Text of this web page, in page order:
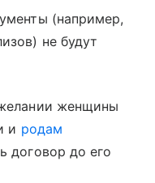
(например,
не будут
женщины
и родам
договор до его